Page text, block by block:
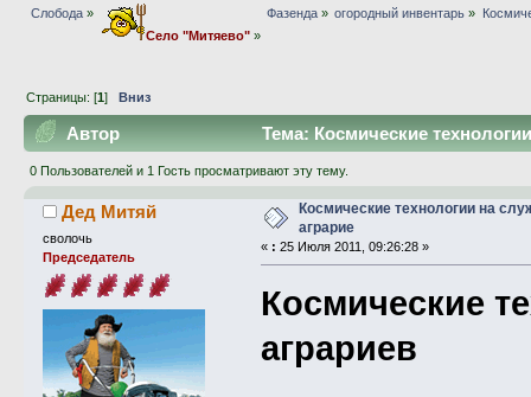
Слобода »
Село "Митяево"»
Фазенда» огородный инвентарь »
Страницы: [1]Вниз
Автор Тема: Космические
0 Пользователей и 1 Гость просматривают эту тему.
Дед Митяй
сволочь
Председатель
Космические технологии на
аграрие
« : 25 Июля 2011, 09:26:28 »
Космические
аграриев